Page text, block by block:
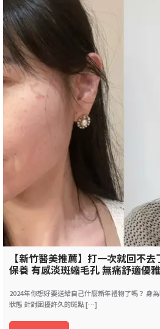
【新竹醫美推薦】打一次就回不
保養 有感淡斑縮毛孔 無痛舒適優
2024年你想好要送給自己什麼新年禮物了嗎？ 身
狀態 針對困擾許久的斑點 […]